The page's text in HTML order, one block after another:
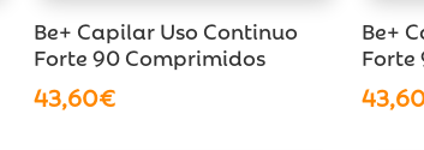
Be+ Capilar Uso Continuo
Forte 90 Comprimidos
43,60€
Be+
Forte